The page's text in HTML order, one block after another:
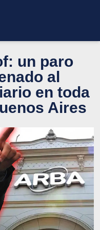
un paro
al
en toda
Aires